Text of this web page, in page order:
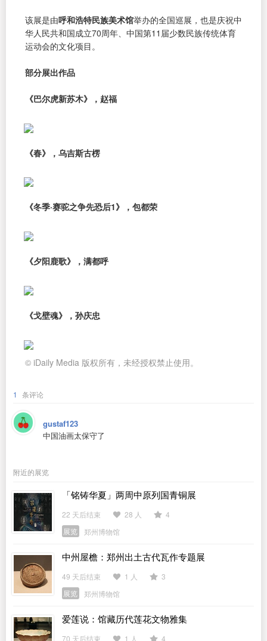
该展是由呼和浩特民族美术馆举办的全国巡展，也是庆祝中
华人民共和国成立70周年、中国第11届少数民族传统体育
运动会的文化项目。
部分展出作品
《巴尔虎新苏木》，赵福
《春》，乌吉斯古楞
《冬季·赛驼之争先恐后1》，包都荣
《夕阳鹿歌》，满都呼
《戈壁魂》，孙庆忠
© iDaily Media 版权所有，未经授权禁止使用。
1 条评论
gustaf123
中国油画太保守了
附近的展览
「铭铸华夏」两周中原列国青铜展
22 天后结束 28 人
4
展览
郑州博物馆
中州屋檐：郑州出土古代瓦作专题展
49 天后结束 1 人
3
展览
郑州博物馆
爱莲说：馆藏历代莲花文物雅集
70 天后结束 1 人 4